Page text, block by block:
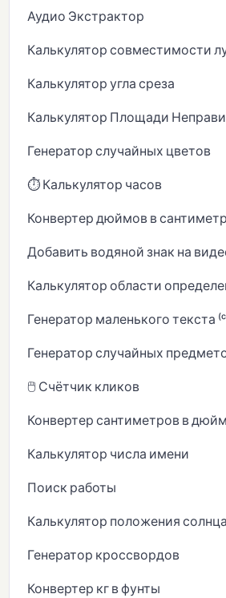
Аудио Экстрактор
Калькулятор совместимости
Калькулятор угла среза
Калькулятор Площади
Генератор случайных цветов
⏱️ Калькулятор часов
Конвертер дюймов в
Добавить водяной знак на
Калькулятор области
Генератор маленького текста
Генератор случайных
🖱️ Счётчик кликов
Конвертер сантиметров в
Калькулятор числа имени
Поиск работы
Калькулятор положения солнца
Генератор кроссвордов
Конвертер кг в фунты